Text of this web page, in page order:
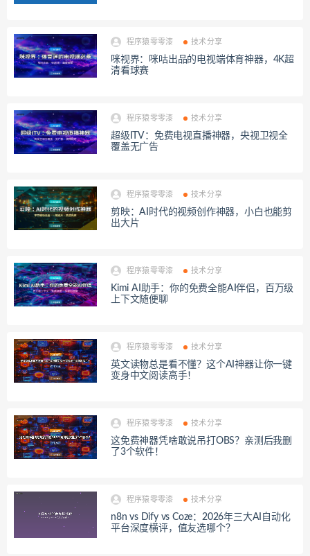
程序猿零零漆 技术分享
咪视界：咪咕出品的电视端体育神器，4K超
清看球赛
程序猿零零漆 技术分享
超级ITV：免费电视直播神器，央视卫视全
覆盖无广告
程序猿零零漆 技术分享
剪映：AI时代的视频创作神器，小白也能剪
出大片
程序猿零零漆 技术分享
Kimi AI助手：你的免费全能AI伴侣，百万级
上下文随便聊
程序猿零零漆 技术分享
英文读物总是看不懂？这个AI神器让你一键
变身中文阅读高手！
程序猿零零漆 技术分享
这免费神器凭啥敢说吊打OBS？亲测后我删
了3个软件！
程序猿零零漆 技术分享
n8n vs Dify vs Coze：2026年三大AI自动化
平台深度横评，值友选哪个？